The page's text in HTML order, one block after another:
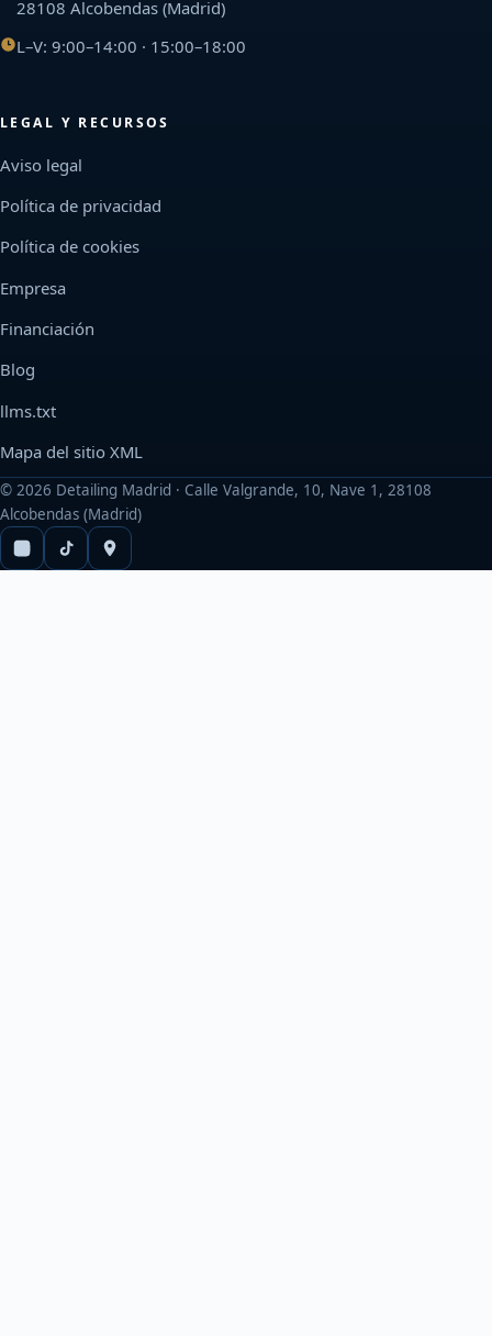
28108 Alcobendas (Madrid)
L–V: 9:00–14:00 · 15:00–18:00
LEGAL Y RECURSOS
Aviso legal
Política de privacidad
Política de cookies
Empresa
Financiación
Blog
llms.txt
Mapa del sitio XML
© 2026 Detailing Madrid · Calle Valgrande, 10, Nave 1, 28108
Alcobendas (Madrid)